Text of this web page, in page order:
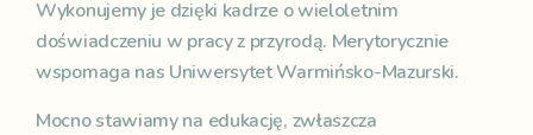
Wykonujemy je dzięki kadrze o wieloletnim
doświadczeniu w pracy z przyrodą. Merytorycznie
wspomaga nas Uniwersytet Warmińsko-Mazurski.
Mocno stawiamy na edukację, zwłaszcza